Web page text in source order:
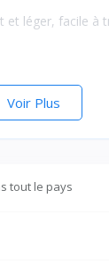
et léger, facile à
Voir Plus
tout le pays